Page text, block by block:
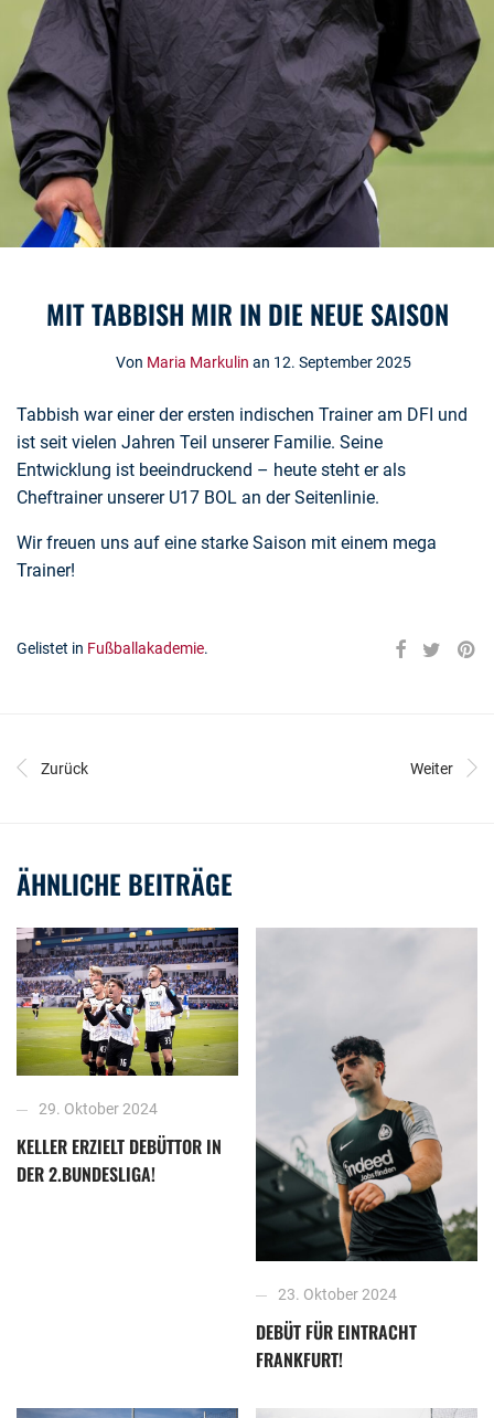
MIT TABBISH MIR IN DIE NEUE SAISON
Von Maria Markulin an 12. September 2025
Tabbish war einer der ersten indischen Trainer am DFI und
ist seit vielen Jahren Teil unserer Familie. Seine
Entwicklung ist beeindruckend – heute steht er als
Cheftrainer unserer U17 BOL an der Seitenlinie.
Wir freuen uns auf eine starke Saison mit einem mega
Trainer!
Gelistet in Fußballakademie.
Zurück Weiter
ÄHNLICHE BEITRÄGE
29. Oktober 2024
KELLER ERZIELT DEBÜTTOR IN
DER 2.BUNDESLIGA!
23. Oktober 2024
DEBÜT FÜR EINTRACHT
FRANKFURT!